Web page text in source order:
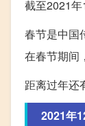
截至2021
春节是中国
在春节期间
距离过年还
2021年